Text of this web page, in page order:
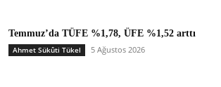
Temmuz’da TÜFE %1,78, ÜFE %1,52 arttı
Ahmet Sükûti Tükel 5 Ağustos 2026